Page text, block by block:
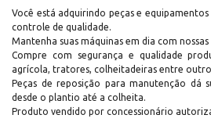
Você está adquirindo peças e
controle de qualidade.
Mantenha suas máquinas em dia com nossas
Compre com segurança e qualidade
agrícola, tratores, colheitadeiras entre
Peças de reposição para manutenção dá
desde o plantio até a colheita.
Produto vendido por concessionário